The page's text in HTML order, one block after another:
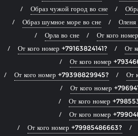
Образ чужой город во сне
Образ шумное море во сне
Оленя
Орла во сне
От кого
От кого номер +79163824141?
От
От кого номер
От кого номер +79398829945?
От
От кого номер
От кого номер
От кого номер
От кого номер +79985486663?